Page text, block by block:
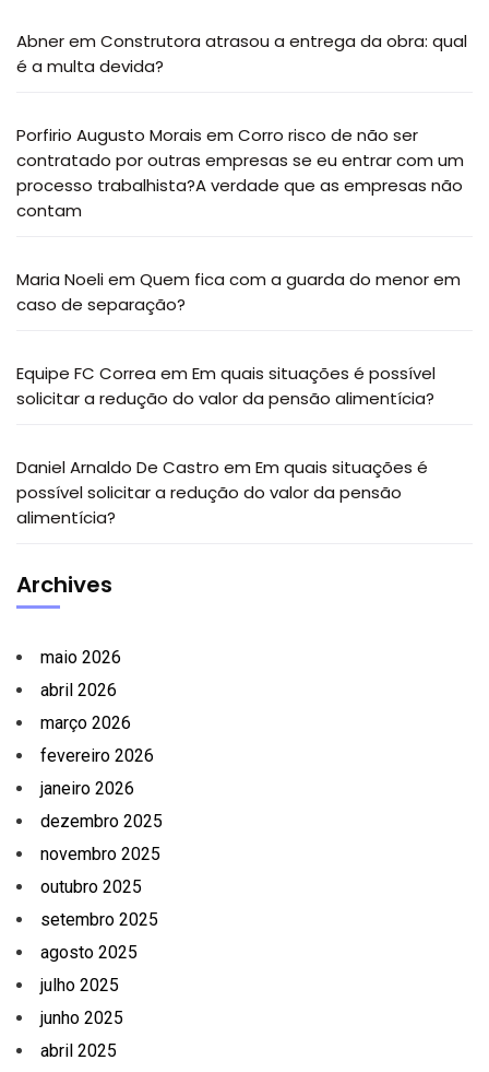
Abnerem Construtora atrasou a entrega da obra: qual
é a multa devida?
Porfirio Augusto Morais em Corro risco de não ser
contratado por outras empresas se eu entrar com um
processo trabalhista?A verdade que as empresas não
contam
Maria Noeliem Quem fica com a guarda do menor em
caso de separação?
Equipe FC Correa em Em quais situações é possível
solicitar a redução do valor da pensão alimentícia?
Daniel Arnaldo De Castro em Em quais situações é
possível solicitar a redução do valor da pensão
alimentícia?
Archives
maio 2026
abril 2026
março 2026
fevereiro 2026
janeiro 2026
dezembro 2025
novembro 2025
outubro 2025
setembro 2025
agosto 2025
julho 2025
junho 2025
abril 2025